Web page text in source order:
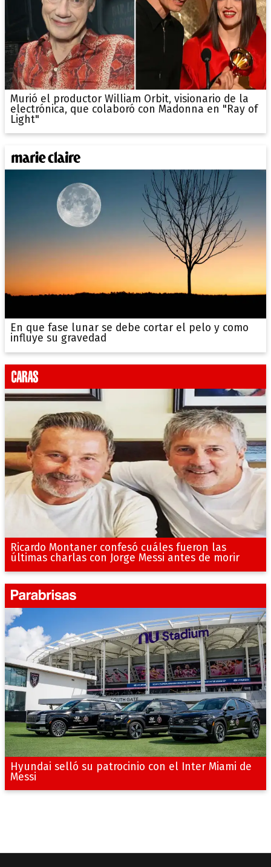
Murió el productor William Orbit, visionario de la
electrónica, que colaboró con Madonna en "Ray of
Light"
En que fase lunar se debe cortar el pelo y como
influye su gravedad
Ricardo Montaner confesó cuáles fueron las
últimas charlas con Jorge Messi antes de morir
Hyundai selló su patrocinio con el Inter Miami de
Messi